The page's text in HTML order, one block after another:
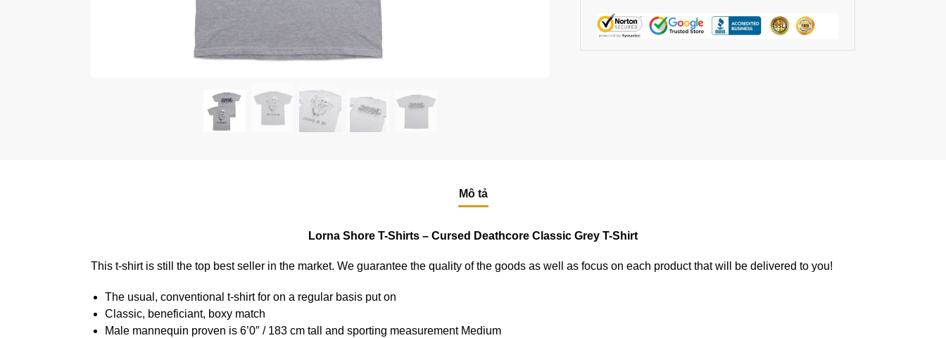
Mô tả
Lorna Shore T-Shirts – Cursed Deathcore Classic Grey T-Shirt
This t-shirt is still the top best seller in the market. We guarantee the quality of the goods as well as focus on each product that will be delivered to you!
The usual, conventional t-shirt for on a regular basis put on
Classic, beneficiant, boxy match
Male mannequin proven is 6’0″ / 183 cm tall and sporting measurement Medium